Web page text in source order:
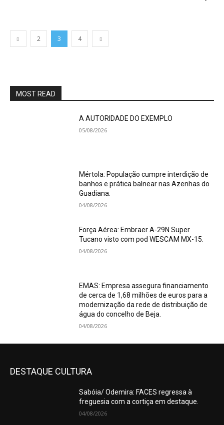
2 3 4
MOST READ
A AUTORIDADE DO EXEMPLO
05/08/2026
Mértola: População cumpre interdição de
banhos e prática balnear nas Azenhas do
Guadiana.
04/08/2026
Força Aérea: Embraer A-29N Super
Tucano visto com pod WESCAM MX-15.
04/08/2026
EMAS: Empresa assegura financiamento
de cerca de 1,68 milhões de euros para a
modernização da rede de distribuição de
água do concelho de Beja.
04/08/2026
DESTAQUE CULTURA
Sabóia/ Odemira: FACES regressa à
freguesia com a cortiça em destaque.
04/08/2026